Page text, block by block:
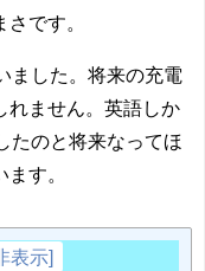
です。
ました。将来の充電
れません。英語しか
たのと将来なってほ
す。
表示]